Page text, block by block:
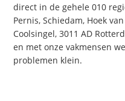
direct in de gehele 010
Pernis, Schiedam, Hoek
Coolsingel, 3011 AD
en met onze vakmensen
problemen klein.